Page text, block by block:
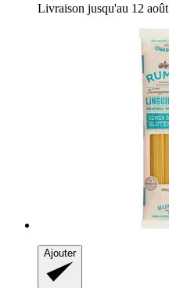
Livraison jusqu'au 12 août
Ajouter